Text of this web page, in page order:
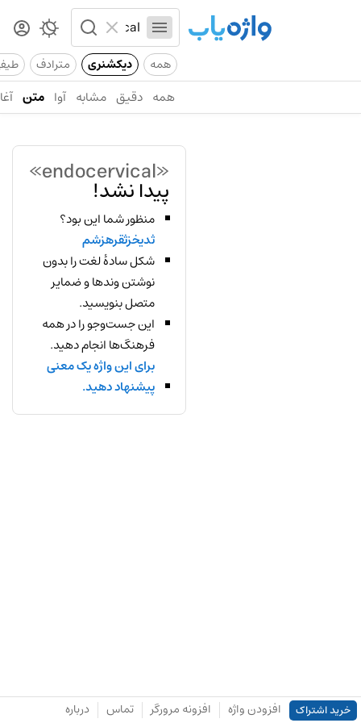
همه دیکشنری مترادف
همه دقیق مشابه آوا متن
«endocervical»
پیدا نشد!
منظور شما این بود؟
ثدیخزثقرهزشم
شکل سادهٔ لغت را بدون
نوشتن وندها و ضمایر
متصل بنویسید.
این جست‌وجو را در همه
فرهنگ‌ها انجام دهید.
برای این واژه یک معنی
پیشنهاد دهید.
خرید اشتراک افزودن واژه افزونه مرورگر تماس درباره